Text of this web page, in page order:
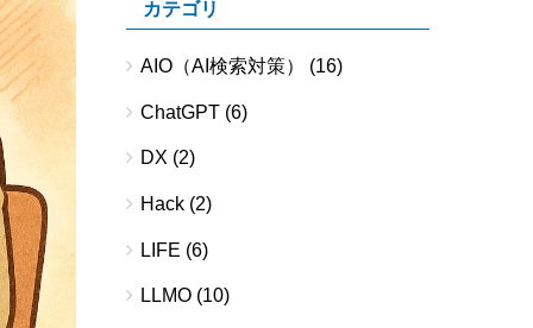
カテゴリ
AIO（AI検索対策） (16)
ChatGPT(6)
DX (2)
Hack(2)
LIFE (6)
LLMO(10)